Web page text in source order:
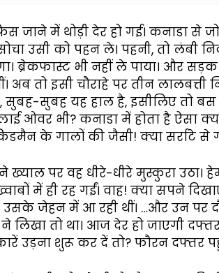
जाने में थोड़ी देर हो गई। कनाडा से
उसी को पहन ले। पहनी, तो लंबी
ब्रेकफास्ट भी नहीं ले पाया। और
अब तो इसी चौराहे पर तीन
सुबह-सुबह यह हाल है, इसीलिए तो
ओवर भी? कनाडा में होता है ऐसा
के गालों की जैसी! क्या सर्राटे से
ख्याल पर वह धीरे-धीरे मुस्कुरा उठा।
में ही रह गईं। वाह! क्या सपने
जेहन में आ रही थीं। …और उन पर
लिखा तो था। आज देर हो जाएगी
उड़ना शुरू कर दें तो? फौरन दफ्तर